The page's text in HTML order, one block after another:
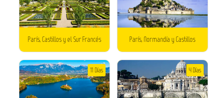
París, Castillos y el Sur Francés París, Normandía y Castillos
11 Días 4 Días